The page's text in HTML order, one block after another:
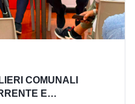
COMUNALI
E